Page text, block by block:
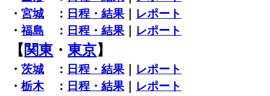
・宮城 ： 日程・結果
レポート
・福島 ： 日程・結果 レポート
【 関東 ・ 東京】
・茨城 ： 日程・結果
レポート
・栃木： 日程・結果
レポート